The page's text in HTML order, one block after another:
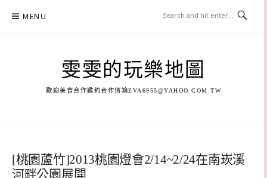
MENU
雯雯的玩樂地圖
歡迎美食合作邀約合作信箱EVA6955@YAHOO.COM.TW
[桃園蘆竹]2013桃園燈會2/14~2/24在南崁溪
河畔公園展開